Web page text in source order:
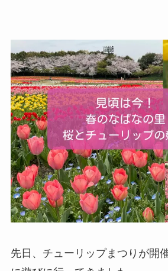
先日、チューリップまつりが開